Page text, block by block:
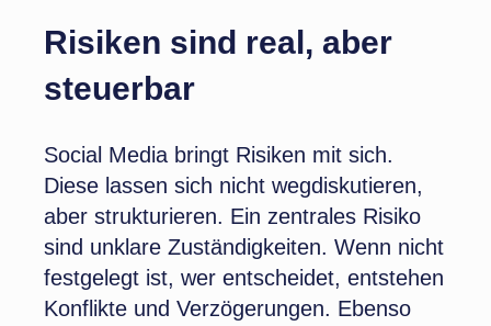
Risiken sind real, aber
steuerbar
Social Media bringt Risiken mit sich.
Diese lassen sich nicht wegdiskutieren,
aber strukturieren. Ein zentrales Risiko
sind unklare Zuständigkeiten. Wenn nicht
festgelegt ist, wer entscheidet, entstehen
Konflikte und Verzögerungen. Ebenso